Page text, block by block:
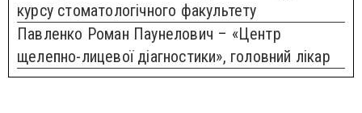
курсу стоматологічного факультету
Павленко Роман Паунелович – «Центр
щелепно-лицевої діагностики», головний лікар